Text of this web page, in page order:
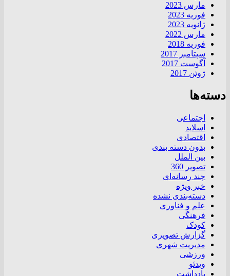
مارس 2023
فوریه 2023
ژانویه 2023
مارس 2022
فوریه 2018
سپتامبر 2017
آگوست 2017
ژوئن 2017
دسته‌ها
اجتماعی
اسلاید
اقتصادی
بدون دسته بندی
بین الملل
تصویر 360
چند رسانه‌ای
خبر ویژه
دسته‌بندی نشده
علم و فناوری
فرهنگی
کودک
گزارش تصویری
مدیریت شهری
ورزشی
ویدئو
یادداشت